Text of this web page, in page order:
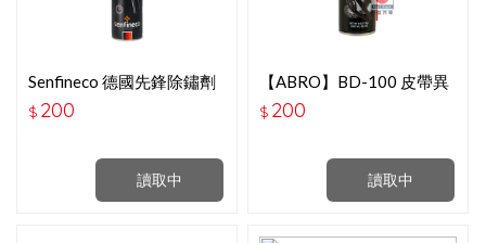
讀取中
Senfineco 德國先鋒除鏽劑
450ML 9995
$ 200
讀取中
【ABRO】BD-100 皮帶異
常保養噴劑(170G)-200
$ 200